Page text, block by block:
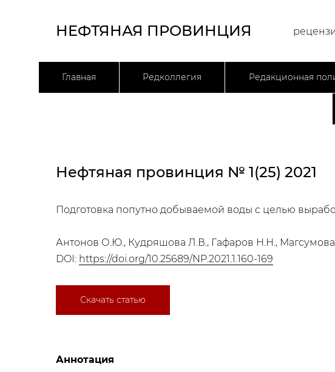
НЕФТЯНАЯ ПРОВИНЦИЯ
Главная Редколлегия Редакционная
Нефтяная провинция № 1(25) 2021
Подготовка попутно добываемой воды с целью
Антонов О.Ю., Кудряшова Л.В., Гафаров Н.Н.,
DOI: https://doi.org/10.25689/NP.2021.1.160-169
Скачать статью
Аннотация